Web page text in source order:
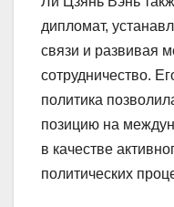
дипломат,
связи и развивая
сотрудничество.
политика
позицию на
в качестве
политических